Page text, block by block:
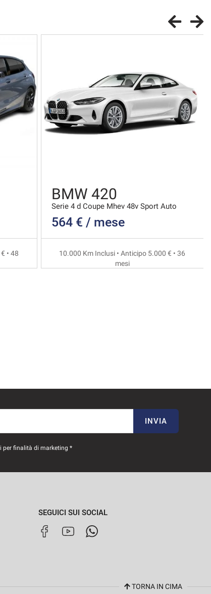
• 48
BMW 420
Serie 4 d Coupe Mhev 48v Sport Auto
564 € / mese
10.000 Km Inclusi • Anticipo 5.000 € • 36
mesi
INVIA
per finalità di marketing *
SEGUICI SUI SOCIAL
TORNA IN CIMA